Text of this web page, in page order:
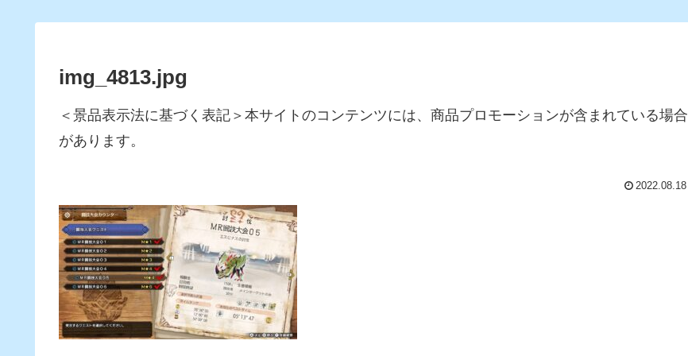
img_4813.jpg
＜景品表示法に基づく表記＞本サイトのコンテンツには、商品プロモーションが含まれている場合
があります。
2022.08.18